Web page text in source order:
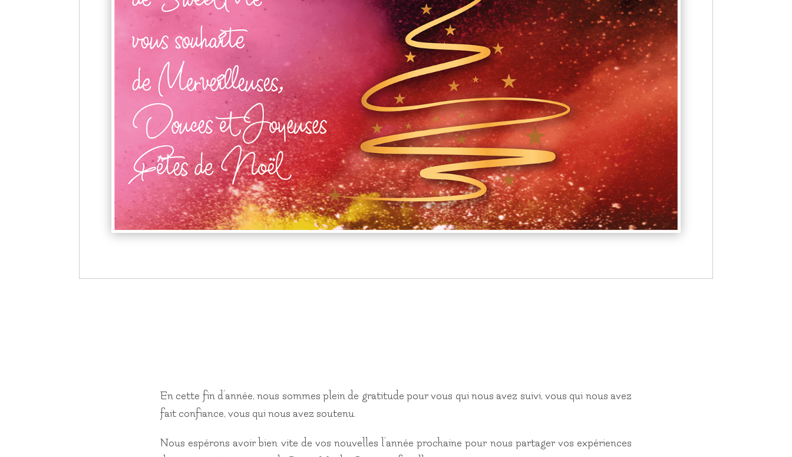
En cette fin d’année, nous sommes plein de gratitude pour vous qui nous avez suivi, vous qui nous avez
fait confiance, vous qui nous avez soutenu.
Nous espérons avoir bien vite de vos nouvelles l’année prochaine pour nous partager vos expériences